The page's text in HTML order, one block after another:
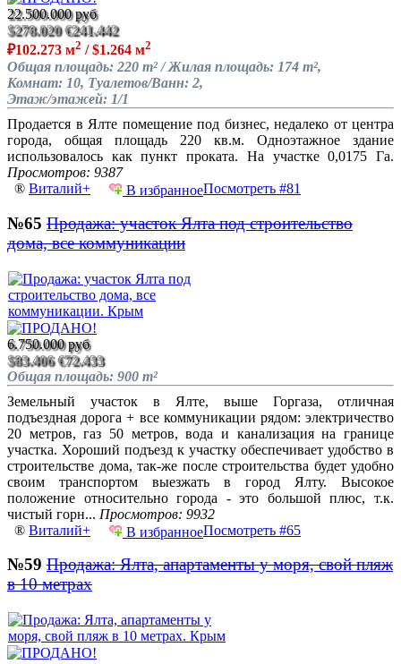
22.500.000 руб
$278.020 €241.442
₽102.273 м2 / $1.264 м2
Общая площадь: 220 m² / Жилая площадь: 174 m²,
Комнат: 10, Туалетов/Ванн: 2,
Этаж/этажей: 1/1
Продается в Ялте помещение под бизнес, недалеко от центра
города, общая площадь 220 кв.м. Одноэтажное здание
использовалось как пункт проката. На участке 0,0175 Га.
Просмотров: 9387
® Виталий+ В избранноеПосмотреть #81
№65 Продажа: участок Ялта под строительство
дома, все коммуникации
6.750.000 руб
$83.406 €72.433
Общая площадь: 900 m²
Земельный участок в Ялте, выше Горгаза, отличная
подъездная дорога + все коммуникации рядом: электричество
20 метров, газ 50 метров, вода и канализация на границе
участка. Хороший подъезд к участку обеспечивает удобство в
строительстве дома, так-же после строительства будет удобно
своим транспортом выезжать в город Ялту. Высокое
положение относительно города - это большой плюс, т.к.
чистый горн... Просмотров: 9932
® Виталий+ В избранноеПосмотреть #65
№59 Продажа: Ялта, апартаменты у моря, свой пляж
в 10 метрах